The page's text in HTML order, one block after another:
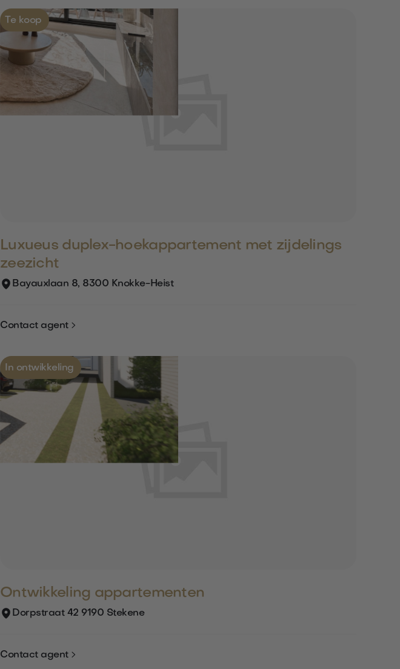
Te koop
Luxueus duplex-hoekappartement met zijdelings
zeezicht
Bayauxlaan 8, 8300 Knokke-Heist
Contact agent
In ontwikkeling
Ontwikkeling appartementen
Dorpstraat 42 9190 Stekene
Contact agent